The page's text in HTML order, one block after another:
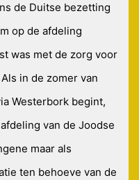
de Duitse bezetting
op de afdeling
was met de zorg voor
in de zomer van
Westerbork begint,
van de Joodse
maar als
ten behoeve van de